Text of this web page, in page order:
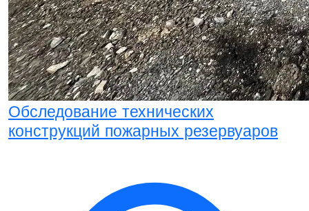
Обследование технических
конструкций пожарных резервуаров